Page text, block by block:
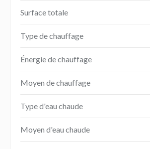
Surface totale
Type de chauffage
Énergie de chauffage
Moyen de chauffage
Type d'eau chaude
Moyen d'eau chaude